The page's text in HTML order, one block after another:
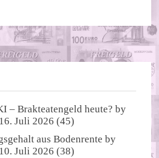
– Brakteatengeld heute? by
16. Juli 2026 (45)
aus Bodenrente by
10. Juli 2026 (38)